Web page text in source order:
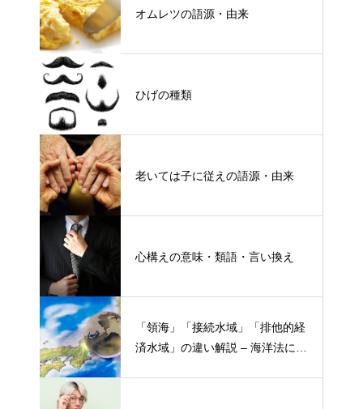
オムレツの語源・由来
ひげの種類
老いては子に従えの語源・由来
心構えの意味・類語・言い換え
「領海」「接続水域」「排他的経
済水域」の違い解説 – 海洋法にお